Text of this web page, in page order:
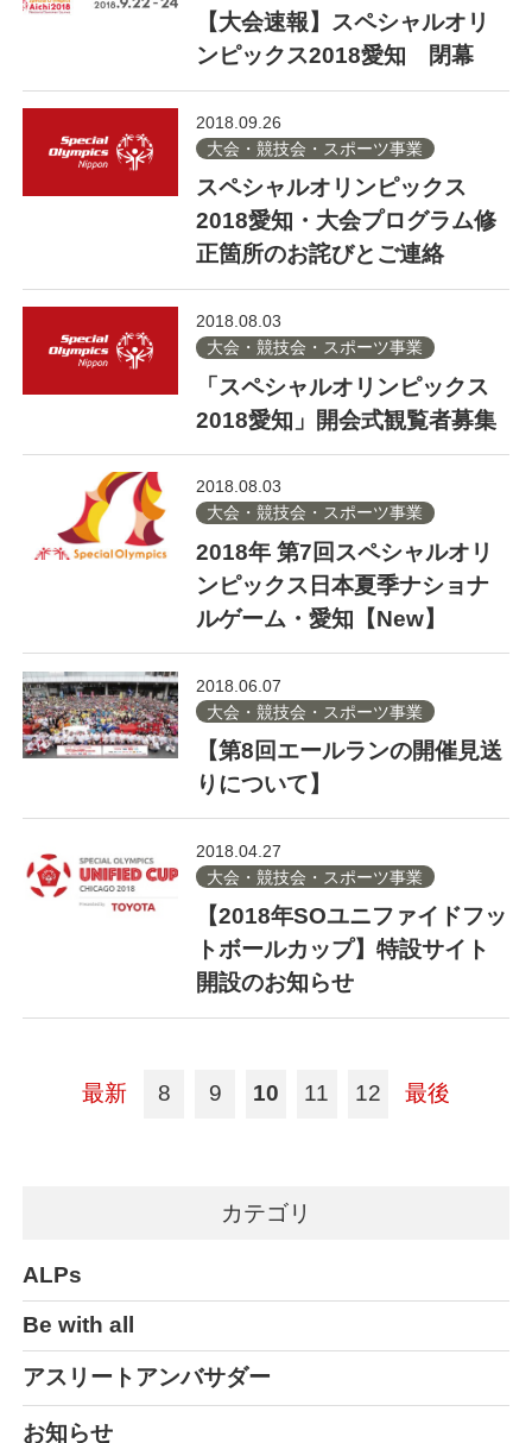
【大会速報】スペシャルオリ
ンピックス2018愛知 閉幕
2018.09.26
大会・競技会・スポーツ事業
スペシャルオリンピックス
2018愛知・大会プログラム修
正箇所のお詫びとご連絡
2018.08.03
大会・競技会・スポーツ事業
「スペシャルオリンピックス
2018愛知」開会式観覧者募集
2018.08.03
大会・競技会・スポーツ事業
2018年 第7回スペシャルオリ
ンピックス日本夏季ナショナ
ルゲーム・愛知【New】
2018.06.07
大会・競技会・スポーツ事業
【第8回エールランの開催見送
りについて】
2018.04.27
大会・競技会・スポーツ事業
【2018年SOユニファイドフッ
トボールカップ】特設サイト
開設のお知らせ
最新 8 9 10 11 12 最後
カテゴリ
ALPs
Be with all
アスリートアンバサダー
お知らせ